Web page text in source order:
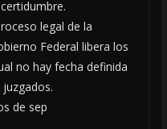
legal de la
Federal libera los
no hay fecha definida
de sep